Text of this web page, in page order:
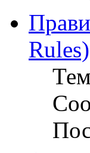
Rules)